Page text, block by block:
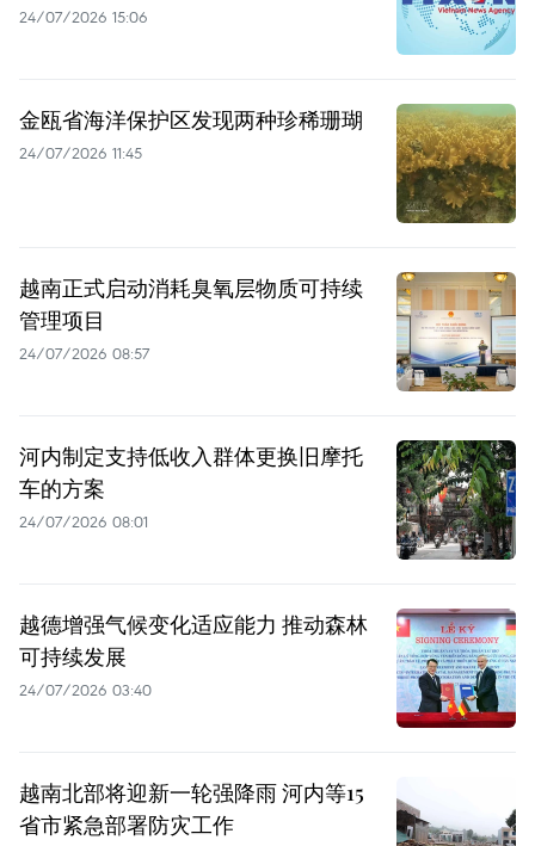
24/07/2026 15:06
金瓯省海洋保护区发现两种珍稀珊瑚
24/07/2026 11:45
越南正式启动消耗臭氧层物质可持续
管理项目
24/07/2026 08:57
河内制定支持低收入群体更换旧摩托
车的方案
24/07/2026 08:01
越德增强气候变化适应能力 推动森林
可持续发展
24/07/2026 03:40
越南北部将迎新一轮强降雨 河内等15
省市紧急部署防灾工作